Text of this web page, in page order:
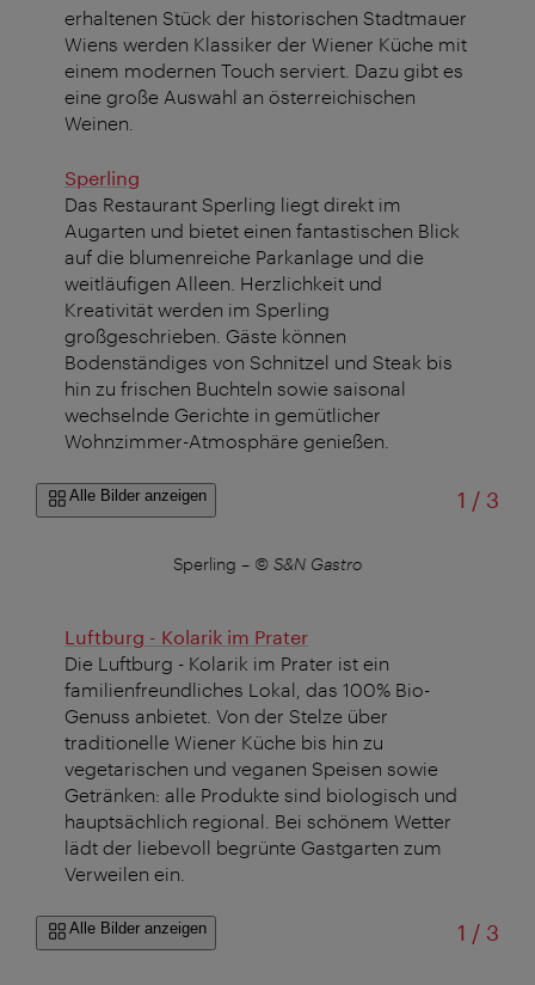
erhaltenen Stück der historischen Stadtmauer
Wiens werden Klassiker der Wiener Küche mit
einem modernen Touch serviert. Dazu gibt es
eine große Auswahl an österreichischen
Weinen.
Sperling
Das Restaurant Sperling liegt direkt im
Augarten und bietet einen fantastischen Blick
auf die blumenreiche Parkanlage und die
weitläufigen Alleen. Herzlichkeit und
Kreativität werden im Sperling
großgeschrieben. Gäste können
Bodenständiges von Schnitzel und Steak bis
hin zu frischen Buchteln sowie saisonal
wechselnde Gerichte in gemütlicher
Wohnzimmer-Atmosphäre genießen.
Alle Bilder anzeigen 1 /von
3
Sperling – © S&N Gastro
Luftburg - Kolarik im Prater
Die Luftburg - Kolarik im Prater ist ein
familienfreundliches Lokal, das 100% Bio-
Genuss anbietet. Von der Stelze über
traditionelle Wiener Küche bis hin zu
vegetarischen und veganen Speisen sowie
Getränken: alle Produkte sind biologisch und
hauptsächlich regional. Bei schönem Wetter
lädt der liebevoll begrünte Gastgarten zum
Verweilen ein.
Alle Bilder anzeigen 1 /von
3